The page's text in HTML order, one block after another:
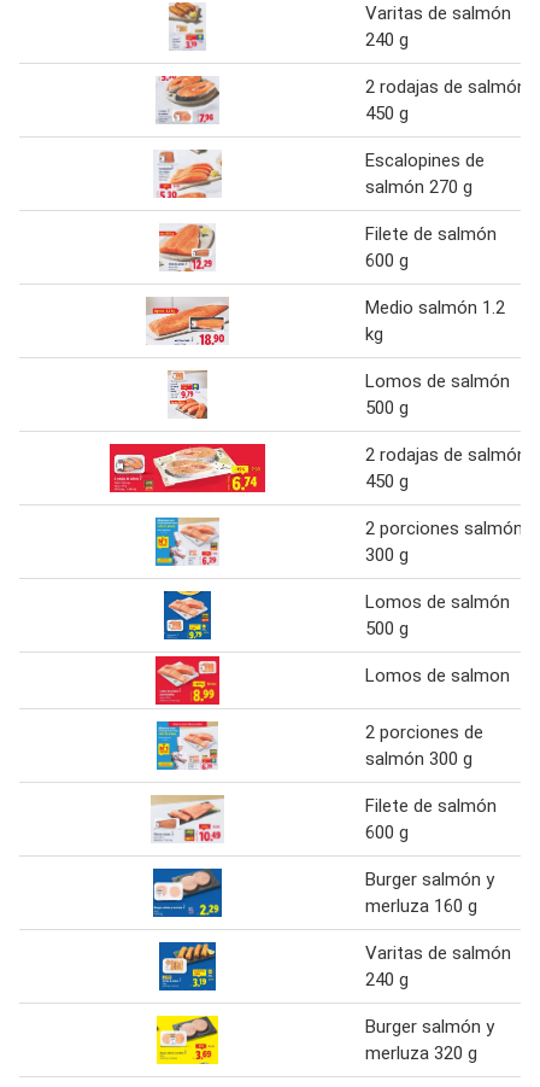
Varitas de salmón
240 g
2 rodajas de salmón
450 g
Escalopines de
salmón 270 g
Filete de salmón
600 g
Medio salmón 1.2
kg
Lomos de salmón
500 g
2 rodajas de salmón
450 g
2 porciones salmón
300 g
Lomos de salmón
500 g
Lomos de salmon
2 porciones de
salmón 300 g
Filete de salmón
600 g
Burger salmón y
merluza 160 g
Varitas de salmón
240 g
Burger salmón y
merluza 320 g